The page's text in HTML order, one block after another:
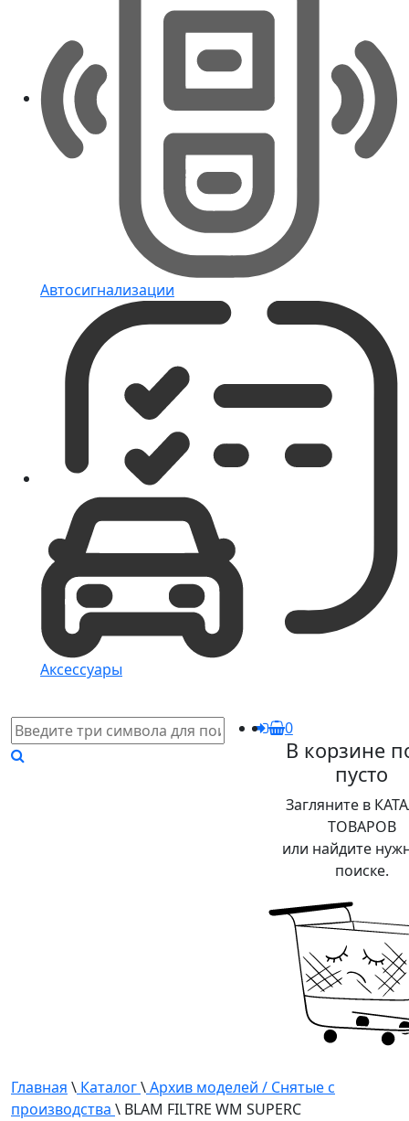
Автосигнализации
Аксессуары
0
В корзине
пусто
Загляните в
ТОВАРОВ
или найдите
поиске.
Главная \ Каталог\Архив моделей / Снятые с
производства \ BLAM FILTRE WM SUPERC